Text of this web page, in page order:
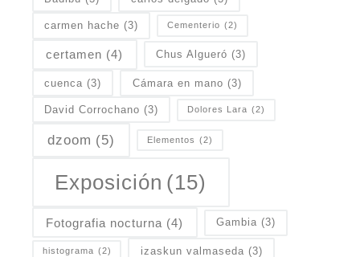
carmen hache (3) Cementerio (2)
certamen (4) Chus Algueró (3)
cuenca (3) Cámara en mano (3)
David Corrochano (3) Dolores Lara (2)
dzoom (5) Elementos (2)
Exposición (15)
Fotografia nocturna (4) Gambia (3)
histograma (2) izaskun valmaseda (3)